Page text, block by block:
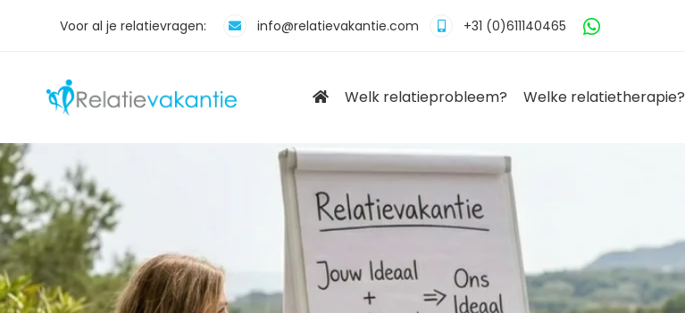
Voor al je relatievragen: info@relatievakantie.com +31 (0)611140465
Welk relatieprobleem? Welke relatietherapie?